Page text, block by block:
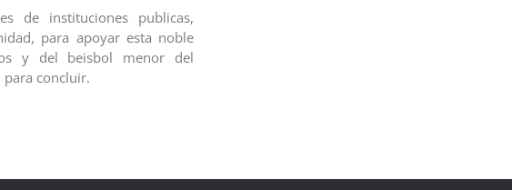
de instituciones publicas,
para apoyar esta noble
y del beisbol menor del
para concluir.